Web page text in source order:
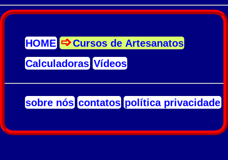
HOME
Cursos de Artesanatos
Calculadoras Vídeos
sobre nós contatos política privacidade